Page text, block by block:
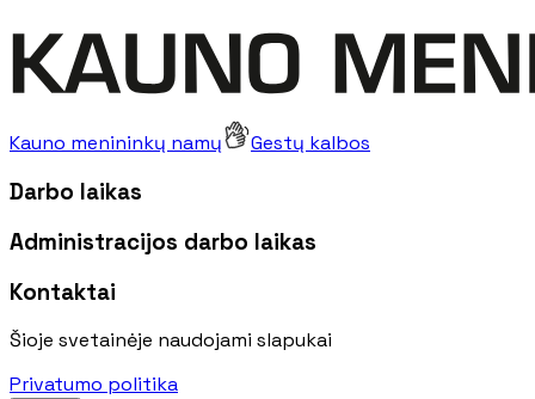
Kauno menininkų namų Gestų kalbos
Darbo laikas
Administracijos darbo laikas
Kontaktai
Šioje svetainėje naudojami slapukai
Privatumo politika